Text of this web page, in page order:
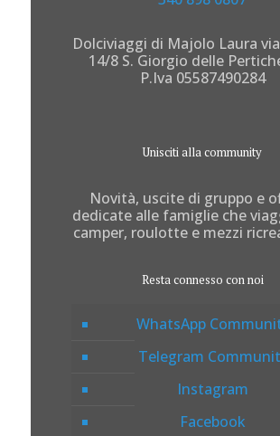
Dolciviaggi di Majolo Laura
14/8 S. Giorgio delle
P.Iva 05587490284
Unisciti alla community
Novità, uscite di gruppo e
dedicate alle famiglie che
camper, roulotte e mezzi
Resta connesso con noi
WhatsApp
Telegram
Instagram
Facebook